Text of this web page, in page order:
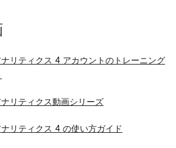
リティクス 4 アカウントのトレーニング
リティクス動画シリーズ
リティクス 4 の使い方ガイド